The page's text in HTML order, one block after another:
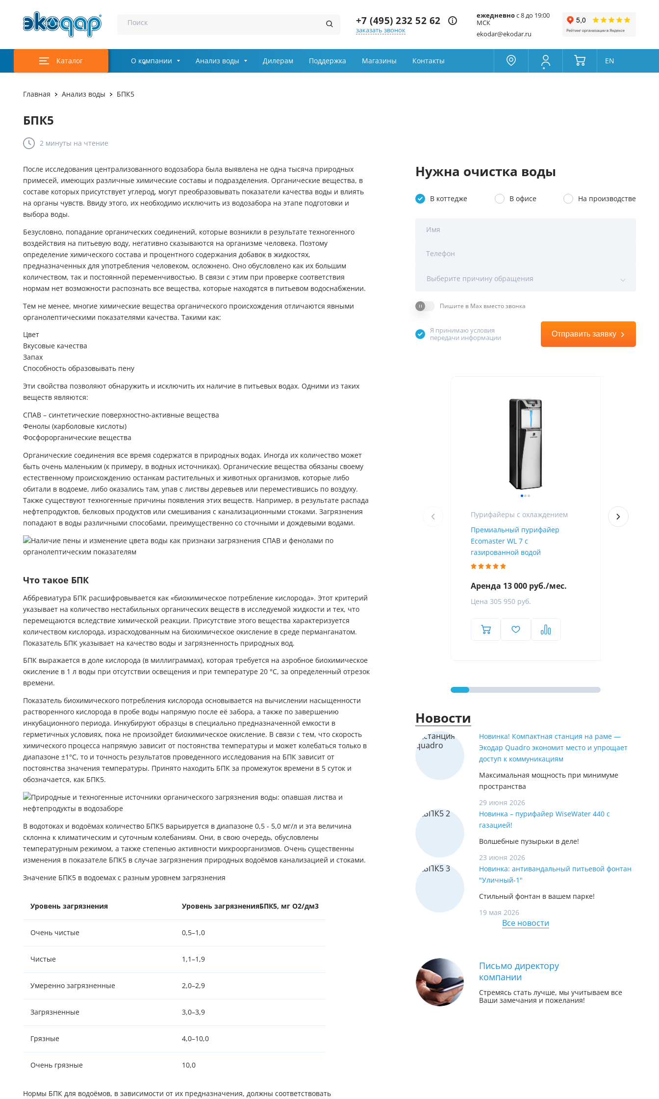
Поиск +7 (495) 232 52 62
Заказ звонка
передачи информации
Фирменные магазины
заказать звонок
ежедневнос 8 до 19:00
МСК
ekodar@ekodar.ru
Каталог О компании Анализ воды Дилерам Поддержка Магазины Контакты EN
Главная Анализ воды БПК5
БПК5
2 минуты на чтение
После исследования централизованного водозабора была выявлена не одна тысяча природных
примесей, имеющих различные химические составы и подразделения. Органические вещества, в
составе которых присутствует углерод, могут преобразовывать показатели качества воды и влиять
на органы чувств. Ввиду этого, их необходимо исключить из водозабора на этапе подготовки и
выбора воды.
Безусловно, попадание органических соединений, которые возникли в результате техногенного
воздействия на питьевую воду, негативно сказываются на организме человека. Поэтому
определение химического состава и процентного содержания добавок в жидкостях,
предназначенных для употребления человеком, осложнено. Оно обусловлено как их большим
количеством, так и постоянной переменчивостью. В связи с этим при проверке соответствия
нормам нет возможности распознать все вещества, которые находятся в питьевом водоснабжении.
Тем не менее, многие химические вещества органического происхождения отличаются явными
органолептическими показателями качества. Такими как:
Цвет
Вкусовые качества
Запах
Способность образовывать пену
Эти свойства позволяют обнаружить и исключить их наличие в питьевых водах. Одними из таких
веществ являются:
СПАВ – синтетические поверхностно-активные вещества
Фенолы (карболовые кислоты)
Фосфорорганические вещества
Органические соединения все время содержатся в природных водах. Иногда их количество может
быть очень маленьким (к примеру, в водных источниках). Органические вещества обязаны своему
естественному происхождению останкам растительных и животных организмов, которые либо
обитали в водоеме, либо оказались там, упав с листвы деревьев или переместившись по воздуху.
Также существуют техногенные причины появления этих веществ. Например, в результате распада
нефтепродуктов, белковых продуктов или смешивания с канализационными стоками. Загрязнения
попадают в воды различными способами, преимущественно со сточными и дождевыми водами.
Что такое БПК
Аббревиатура БПК расшифровывается как «биохимическое потребление кислорода». Этот критерий
указывает на количество нестабильных органических веществ в исследуемой жидкости и тех, что
перемещаются вследствие химической реакции. Присутствие этого вещества характеризуется
количеством кислорода, израсходованным на биохимическое окисление в среде перманганатом.
Показатель БПК указывает на качество воды и загрязненность природных вод.
БПК выражается в доле кислорода (в миллиграммах), которая требуется на аэробное биохимическое
окисление в 1 л воды при отсутствии освещения и при температуре 20 °С, за определенный отрезок
времени.
Показатель биохимического потребления кислорода основывается на вычислении насыщенности
растворенного кислорода в пробе воды напрямую после её забора, а также по завершению
инкубационного периода. Инкубируют образцы в специально предназначенной емкости в
герметичных условиях, пока не произойдет биохимическое окисление. В связи с тем, что скорость
химического процесса напрямую зависит от постоянства температуры и может колебаться только в
диапазоне ±1°С, то и точность результатов проведенного исследования на БПК зависит от
постоянства значения температуры. Принято находить БПК за промежуток времени в 5 суток и
обозначается, как БПК5.
В водотоках и водоёмах количество БПК5 варьируется в диапазоне 0,5 - 5,0 мг/л и эта величина
склонна к климатическим и суточным колебаниям. Они, в свою очередь, обусловлены
температурным режимом, а также степенью активности микроорганизмов. Очень существенны
изменения в показателе БПК5 в случае загрязнения природных водоёмов канализацией и стоками.
Значение БПК5 в водоемах с разным уровнем загрязнения
Уровень загрязнения Уровень загрязненияБПК5, мг O2/дм3
Очень чистые 0,5–1,0
Чистые 1,1–1,9
Умеренно загрязненные 2,0–2,9
Загрязненные 3,0–3,9
Грязные 4,0–10,0
Очень грязные 10,0
Нормы БПК для водоёмов, в зависимости от их предназначения, должны соответствовать
Нужна очистка воды
В коттедже В офисе На производстве
Имя
Телефон
Выберите причину обращения
Пишите в Max вместо звонка
Я принимаю условия
передачи информации
Отправить заявку
Пурифайеры с охлаждением
Премиальный пурифайер
Ecomaster WL 7 с
газированной водой
Аренда 13 000 руб./мес.
Цена 305 950 руб.
Новости
Новинка! Компактная станция на раме —
Экодар Quadro экономит место и упрощает
доступ к коммуникациям
Максимальная мощность при минимуме
пространства
29 июня 2026
Новинка – пурифайер WiseWater 440 с
газацией!
Волшебные пузырьки в деле!
23 июня 2026
Новинка: антивандальный питьевой фонтан
"Уличный-1"
Стильный фонтан в вашем парке!
19 мая 2026
Все новости
Письмо директору
компании
Стремясь стать лучше, мы учитываем все
Ваши замечания и пожелания!